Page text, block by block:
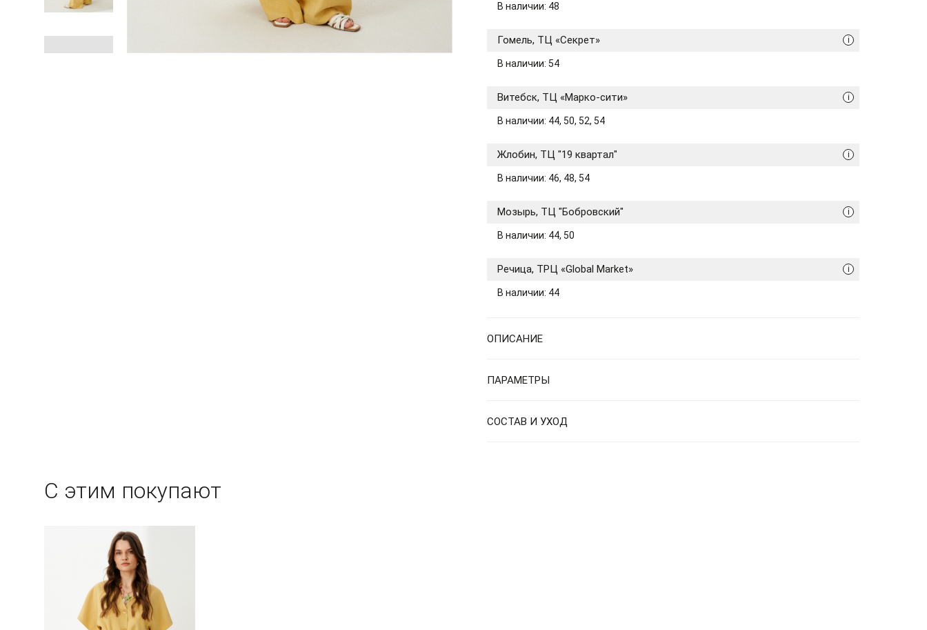
В наличии: 48
i
Гомель, ТЦ «Секрет»
В наличии: 54
i
Витебск, ТЦ «Марко-сити»
В наличии: 44, 50, 52, 54
i
Жлобин, ТЦ "19 квартал"
В наличии: 46, 48, 54
i
Мозырь, ТЦ "Бобровский"
В наличии: 44, 50
i
Речица, ТРЦ «Global Market»
В наличии: 44
ОПИСАНИЕ
ПАРАМЕТРЫ
СОСТАВ И УХОД
С этим покупают